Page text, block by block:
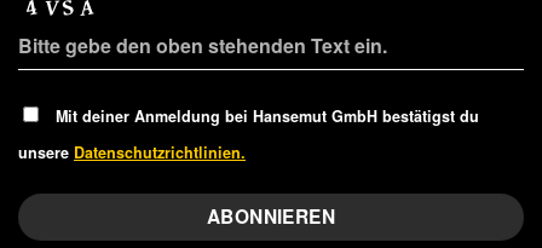
Mit deiner Anmeldung bei Hansemut GmbH bestätigst du
unsere Datenschutzrichtlinien.